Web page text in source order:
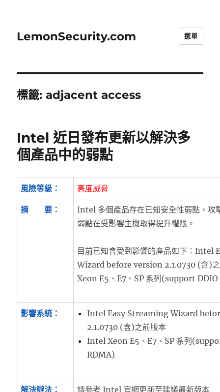
LemonSecurity.com 選單
標籤:adjacent access
Intel 近日發布更新以解決多
個產品中的弱點
風險等級： 高度威脅
摘 要：
Intel 多個產品存在已知安全性弱點，攻
弱點在受影響主機取得提升權限。
目前已知會受到影響的產品如下：Intel
Wizard before version 2.1.0730 (含)
Xeon E5、E7、SP 系列(support
影響系統：
Intel Easy Streaming Wizard
2.1.0730 (含)之前版本
Intel Xeon E5、E7、SP 系列
RDMA)
解決辦法： 請參考 Intel 官網更新至建議最新版本